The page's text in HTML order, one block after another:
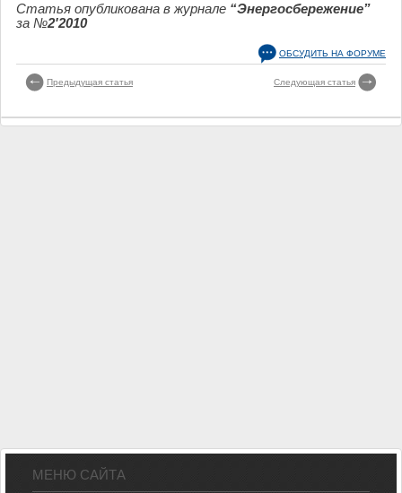
Статья опубликована в журнале “Энергосбережение”
за №2'2010
ОБСУДИТЬ НА ФОРУМЕ
Предыдущая статья Следующая статья
МЕНЮ САЙТА